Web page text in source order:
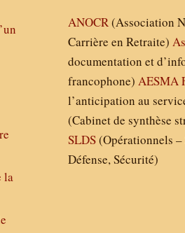
la
ANOCR(Association
Carrière en Retraite)
documentation et
francophone)AESMA
l’anticipation au
(Cabinet de synthèse
SLDS(Opérationnels
Défense, Sécurité)